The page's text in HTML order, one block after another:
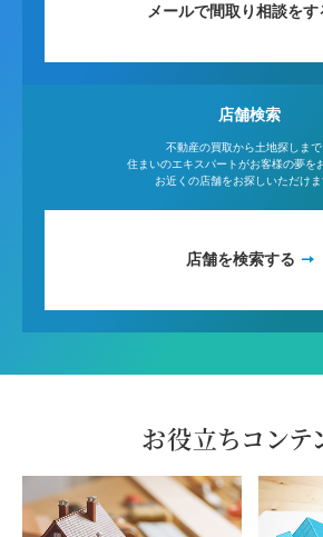
メールで間取り相談をす
店舗検索
不動産の買取から土地探しまで
住まいのエキスパートがお客様の夢を
お近くの店舗をお探しいただけま
店舗を検索する
お役立ちコンテ